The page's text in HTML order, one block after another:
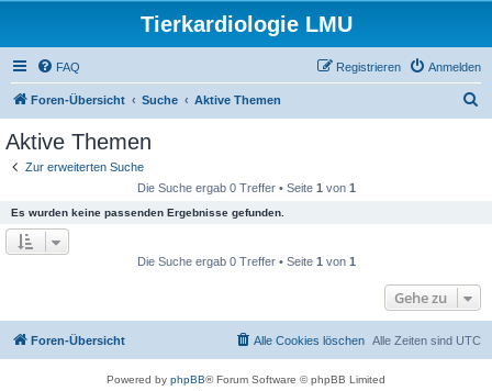
Tierkardiologie LMU
FAQ Anmelden
Registrieren
Foren-Übersicht Suche Aktive Themen
Aktive Themen
Zur erweiterten Suche
Die Suche ergab 0 Treffer • Seite 1 von 1
Es wurden keine passenden Ergebnisse gefunden.
Die Suche ergab 0 Treffer • Seite 1 von 1
Gehe zu
Foren-Übersicht Alle Zeiten sind UTC
Alle Cookies löschen
Powered by phpBB® Forum Software © phpBB Limited